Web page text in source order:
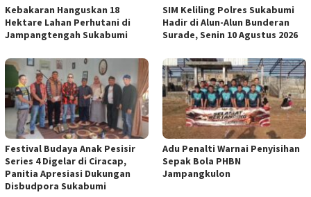
Kebakaran Hanguskan 18
Hektare Lahan Perhutani di
Jampangtengah Sukabumi
SIM Keliling Polres Sukabumi
Hadir di Alun-Alun Bunderan
Surade, Senin 10 Agustus 2026
Festival Budaya Anak Pesisir
Series 4 Digelar di Ciracap,
Panitia Apresiasi Dukungan
Disbudpora Sukabumi
Adu Penalti Warnai Penyisihan
Sepak Bola PHBN
Jampangkulon